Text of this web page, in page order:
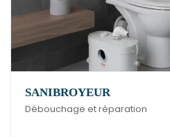
SANIBROYEUR
Débouchage et réparation